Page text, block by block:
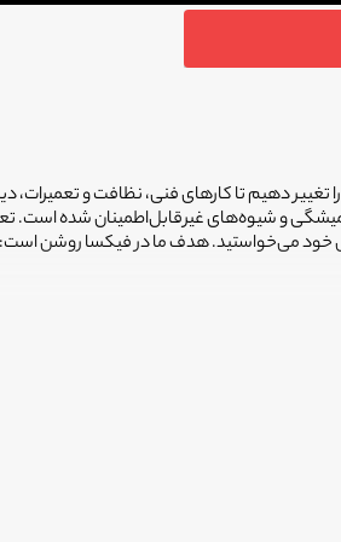
دهیم تا کارهای فنی، نظافت و
و شیوه‌های غیرقابل‌اطمینان شده است.
خود می‌خواستید. هدف ما در فیکسا روشن